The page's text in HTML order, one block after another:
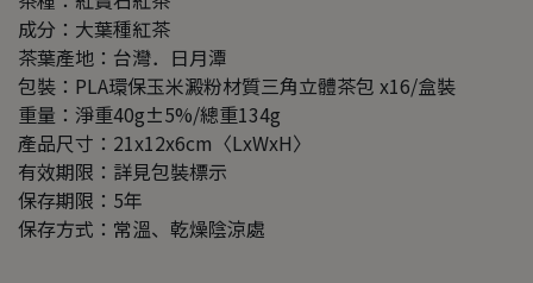
成分：大葉種紅茶
茶葉產地：台灣．日月潭
包裝：PLA環保玉米澱粉材質三角立體茶包 x16/盒裝
重量：淨重40g±5%/總重134g
產品尺寸：21x12x6cm〈LxWxH〉
有效期限：詳見包裝標示
保存期限：5年
保存方式：常溫、乾燥陰涼處